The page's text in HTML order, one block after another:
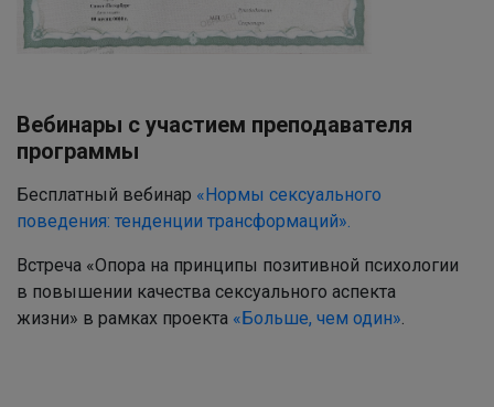
Вебинары с участием преподавателя
программы
Бесплатный вебинар «Нормы сексуального
поведения: тенденции трансформаций».
Встреча «Опора на принципы позитивной психологии
в повышении качества сексуального аспекта
жизни» в рамках проекта «Больше, чем один»